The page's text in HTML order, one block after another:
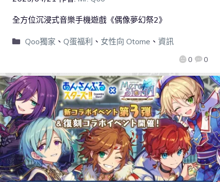
0 0
全方位沉浸式音樂手機遊戲《偶像夢幻祭2》
Qoo獨家 、 Q蛋福利 、 女性向 Otome 、 資訊